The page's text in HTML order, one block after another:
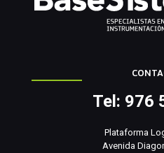
Tel: 976
Plataforma
Avenida